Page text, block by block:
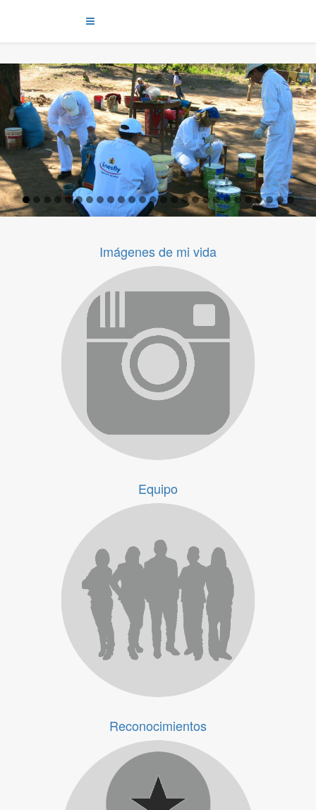
Imágenes de mi vida
Imágenes de mi vida
Equipo
Equipo
Reconocimientos